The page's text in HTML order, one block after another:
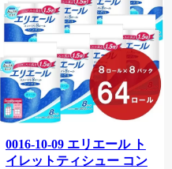
0016-10-09 エリエール ト
イレットティシュー コン